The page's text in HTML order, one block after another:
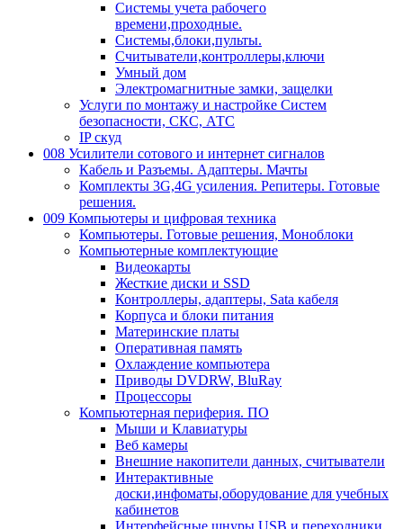
Системы учета рабочего
времени,проходные.
Системы,блоки,пульты.
Считыватели,контроллеры,ключи
Умный дом
Электромагнитные замки, защелки
Услуги по монтажу и настройке Систем
безопасности, СКС, АТС
IP скуд
008 Усилители сотового и интернет сигналов
Кабель и Разъемы. Адаптеры. Мачты
Комплекты 3G,4G усиления. Репитеры. Готовые
решения.
009 Компьютеры и цифровая техника
Компьютеры. Готовые решения, Моноблоки
Компьютерные комплектующие
Видеокарты
Жесткие диски и SSD
Контроллеры, адаптеры, Sata кабеля
Корпуса и блоки питания
Материнские платы
Оперативная память
Охлаждение компьютера
Приводы DVDRW, BluRay
Процессоры
Компьютерная периферия. ПО
Мыши и Клавиатуры
Веб камеры
Внешние накопители данных, считыватели
Интерактивные
доски,инфоматы,оборудование для учебных
кабинетов